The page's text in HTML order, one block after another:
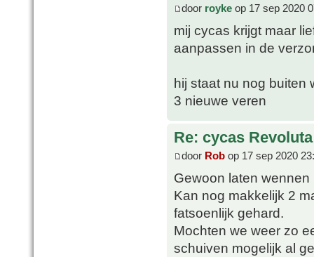
door royke op 17 sep 2020
mij cycas krijgt maar
aanpassen in de
hij staat nu nog
3 nieuwe veren
Re: cycas Revoluta
door Rob op 17 sep 2020
Gewoon laten wennen
Kan nog makkelijk 2
fatsoenlijk gehard.
Mochten we weer zo
schuiven mogelijk al